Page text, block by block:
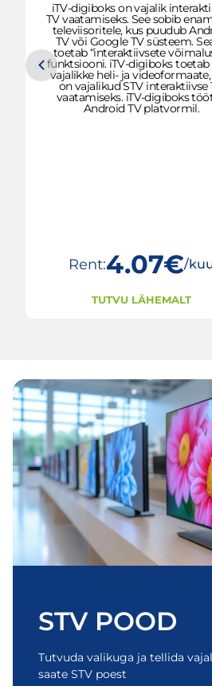
iTV-digiboks on vajalik
TV vaatamiseks. See sobib
televiisoritele, kus puudub
TV või Google TV süsteem.
toetab “interaktiivsete
funktsiooni. iTV-digiboks
vajalikke heli- ja
on vajalikud STV interaktiivse
vaatamiseks. iTV-digiboks
Android TV platvormil.
Rent:4.07€/
TUTVU LÄHEMALT
STV POOD
Tutvuda valikuga ja tellida
saate STV poest